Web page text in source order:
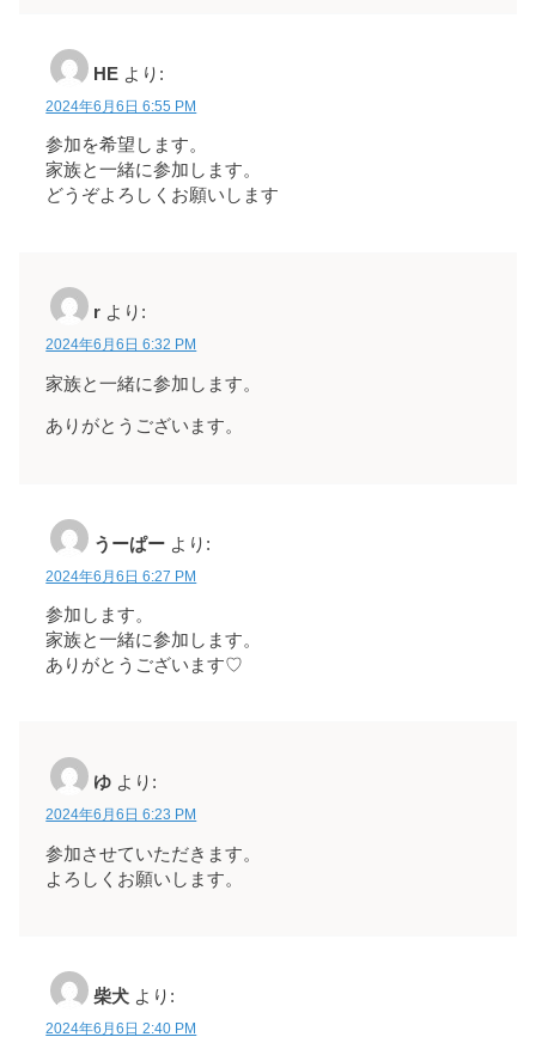
HE より:
2024年6月6日 6:55 PM
参加を希望します。
家族と一緒に参加します。
どうぞよろしくお願いします
r より:
2024年6月6日 6:32 PM
家族と一緒に参加します。
ありがとうございます。
うーぱー より:
2024年6月6日 6:27 PM
参加します。
家族と一緒に参加します。
ありがとうございます♡
ゆ より:
2024年6月6日 6:23 PM
参加させていただきます。
よろしくお願いします。
柴犬 より:
2024年6月6日 2:40 PM